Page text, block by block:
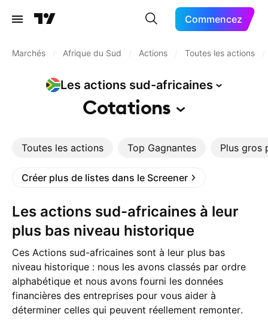
Commencez
Marchés Afrique du Sud Actions Toutes les actions
Les actions sud-africaines
Cotations
Toutes les actions Top Gagnantes Plus gros
Créer plus de listes dans le Screener
Les actions sud-africaines à leur
plus bas niveau historique
Ces Actions sud-africaines sont à leur plus bas
niveau historique : nous les avons classés par ordre
alphabétique et nous avons fourni les données
financières des entreprises pour vous aider à
déterminer celles qui peuvent réellement remonter.